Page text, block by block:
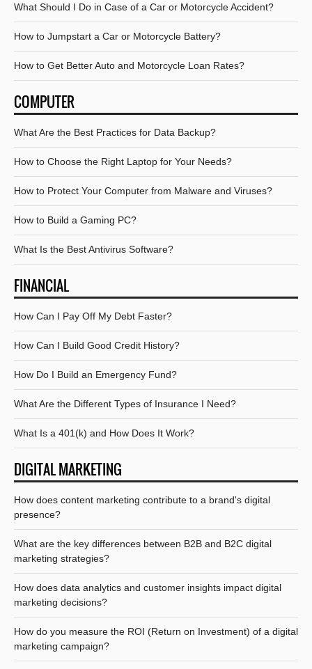
What Should I Do in Case of a Car or Motorcycle Accident?
How to Jumpstart a Car or Motorcycle Battery?
How to Get Better Auto and Motorcycle Loan Rates?
COMPUTER
What Are the Best Practices for Data Backup?
How to Choose the Right Laptop for Your Needs?
How to Protect Your Computer from Malware and Viruses?
How to Build a Gaming PC?
What Is the Best Antivirus Software?
FINANCIAL
How Can I Pay Off My Debt Faster?
How Can I Build Good Credit History?
How Do I Build an Emergency Fund?
What Are the Different Types of Insurance I Need?
What Is a 401(k) and How Does It Work?
DIGITAL MARKETING
How does content marketing contribute to a brand's digital
presence?
What are the key differences between B2B and B2C digital
marketing strategies?
How does data analytics and customer insights impact digital
marketing decisions?
How do you measure the ROI (Return on Investment) of a digital
marketing campaign?